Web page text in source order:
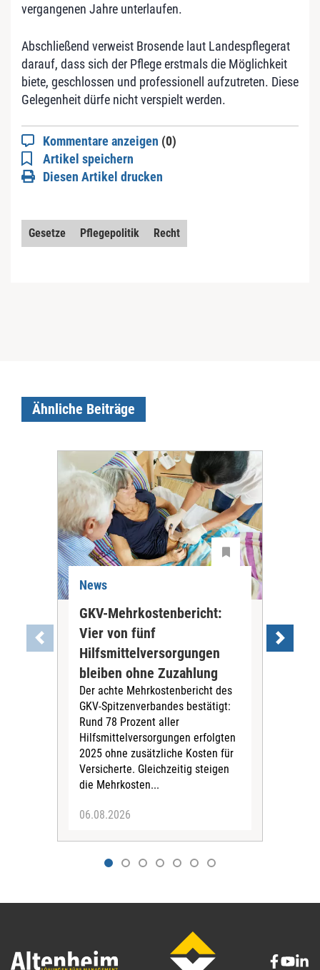
vergangenen Jahre unterlaufen.
Abschließend verweist Brosende laut Landespflegerat
darauf, dass sich der Pflege erstmals die Möglichkeit
biete, geschlossen und professionell aufzutreten. Diese
Gelegenheit dürfe nicht verspielt werden.
Kommentare anzeigen (0)
Artikel speichern
Diesen Artikel drucken
Gesetze Pflegepolitik Recht
Ähnliche Beiträge
News
GKV-Mehrkostenbericht:
Vier von fünf
Hilfsmittelversorgungen
bleiben ohne Zuzahlung
Der achte Mehrkostenbericht des
GKV-Spitzenverbandes bestätigt:
Rund 78 Prozent aller
Hilfsmittelversorgungen erfolgten
2025 ohne zusätzliche Kosten für
Versicherte. Gleichzeitig steigen
die Mehrkosten...
06.08.2026